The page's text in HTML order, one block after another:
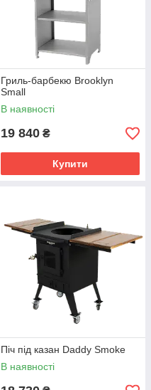
Гриль-барбекю Brooklyn
Small
В наявності
19 840 ₴
Купити
Піч під казан Daddy Smoke
В наявності